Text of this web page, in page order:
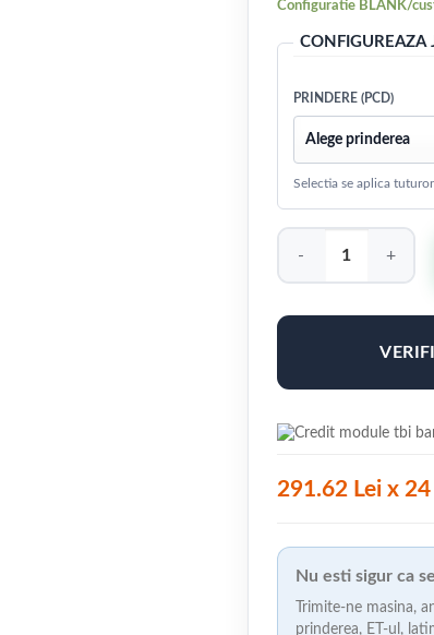
Configuratie BLANK/
CONFIGUREAZA
PRINDERE (PCD)
Selectia se aplica
Cantitate Concaver
291.62 Lei x
Nu esti sigur ca
Trimite-ne masina,
prinderea, ET-ul,